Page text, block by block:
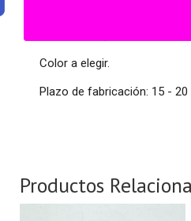
Color a elegir.
Plazo de fabricación: 15 -
Productos